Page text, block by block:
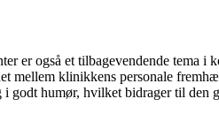
er også et tilbagevendende tema
mellem klinikkens personale
godt humør, hvilket bidrager til den